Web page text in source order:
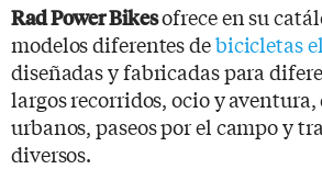
Rad Power Bikesofrece en su
modelos diferentes debicicletas
diseñadas y fabricadas para
largos recorridos, ocio y
urbanos, paseos por el campo y
diversos.